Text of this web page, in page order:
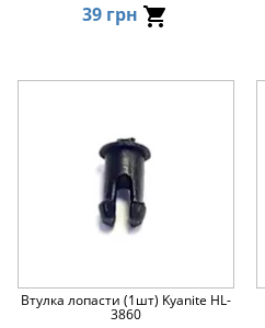
39 грн
Втулка лопасти (1шт) Kyanite HL-
3860